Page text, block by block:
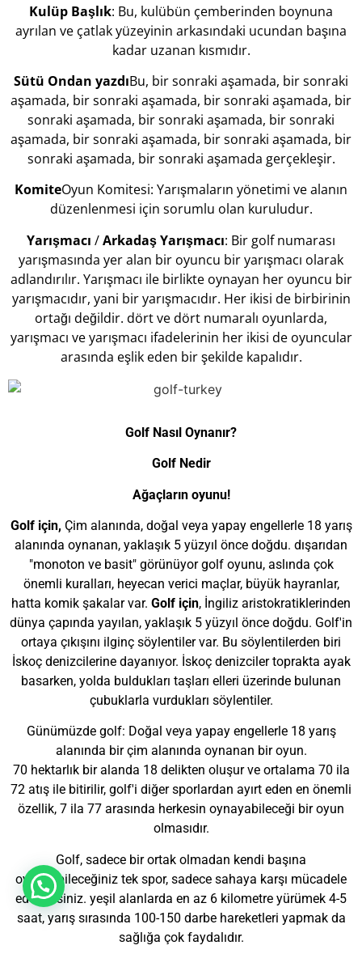
Kulüp Başlık: Bu, kulübün çemberinden boynuna
ayrılan ve çatlak yüzeyinin arkasındaki ucundan başına
kadar uzanan kısmıdır.
Sütü Ondan yazdıBu, bir sonraki aşamada, bir sonraki
aşamada, bir sonraki aşamada, bir sonraki aşamada, bir
sonraki aşamada, bir sonraki aşamada, bir sonraki
aşamada, bir sonraki aşamada, bir sonraki aşamada, bir
sonraki aşamada, bir sonraki aşamada gerçekleşir.
KomiteOyun Komitesi: Yarışmaların yönetimi ve alanın
düzenlenmesi için sorumlu olan kuruludur.
Yarışmacı /ArkadaşYarışmacı: Bir golf numarası
yarışmasında yer alan bir oyuncu bir yarışmacı olarak
adlandırılır. Yarışmacı ile birlikte oynayan her oyuncu bir
yarışmacıdır, yani bir yarışmacıdır. Her ikisi de birbirinin
ortağı değildir. dört ve dört numaralı oyunlarda,
yarışmacı ve yarışmacı ifadelerinin her ikisi de oyuncular
arasında eşlik eden bir şekilde kapalıdır.
Golf Nasıl Oynanır?
Golf Nedir
Ağaçların oyunu!
Golf için, Çim alanında, doğal veya yapay engellerle 18 yarış
alanında oynanan, yaklaşık 5 yüzyıl önce doğdu. dışarıdan
"monoton ve basit" görünüyor golf oyunu, aslında çok
önemli kuralları, heyecan verici maçlar, büyük hayranlar,
hatta komik şakalar var. Golf için, İngiliz aristokratiklerinden
dünya çapında yayılan, yaklaşık 5 yüzyıl önce doğdu. Golf'in
ortaya çıkışını ilginç söylentiler var. Bu söylentilerden biri
İskoç denizcilerine dayanıyor. İskoç denizciler toprakta ayak
basarken, yolda buldukları taşları elleri üzerinde bulunan
çubuklarla vurdukları söylentiler.
Günümüzde golf: Doğal veya yapay engellerle 18 yarış
alanında bir çim alanında oynanan bir oyun.
70 hektarlık bir alanda 18 delikten oluşur ve ortalama 70 ila
72 atış ile bitirilir, golf'i diğer sporlardan ayırt eden en önemli
özellik, 7 ila 77 arasında herkesin oynayabileceği bir oyun
olmasıdır.
Golf, sadece bir ortak olmadan kendi başına
oynayabileceğiniz tek spor, sadece sahaya karşı mücadele
edebilirsiniz. yeşil alanlarda en az 6 kilometre yürümek 4-5
saat, yarış sırasında 100-150 darbe hareketleri yapmak da
sağlığa çok faydalıdır.